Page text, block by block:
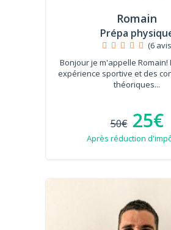
Romain
Prépa
(6
Bonjour je m'appelle Romain!
expérience sportive et des
théoriques...
50€ 25€
Après réduction